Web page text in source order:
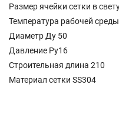
Размер ячейки сетки в
Температура рабочей
Диаметр Ду 50
Давление Ру16
Cтроительная длина 210
Материал сетки SS304